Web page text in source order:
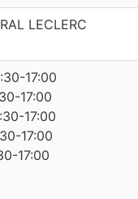
LECLERC
17:00
17:00
17:00
17:00
17:00